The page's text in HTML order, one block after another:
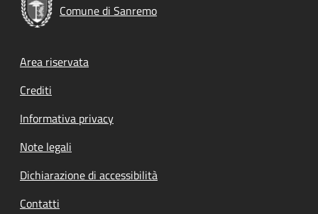
Comune di Sanremo
Footer menu
Area riservata
Crediti
Informativa privacy
Note legali
Dichiarazione di accessibilità
Contatti